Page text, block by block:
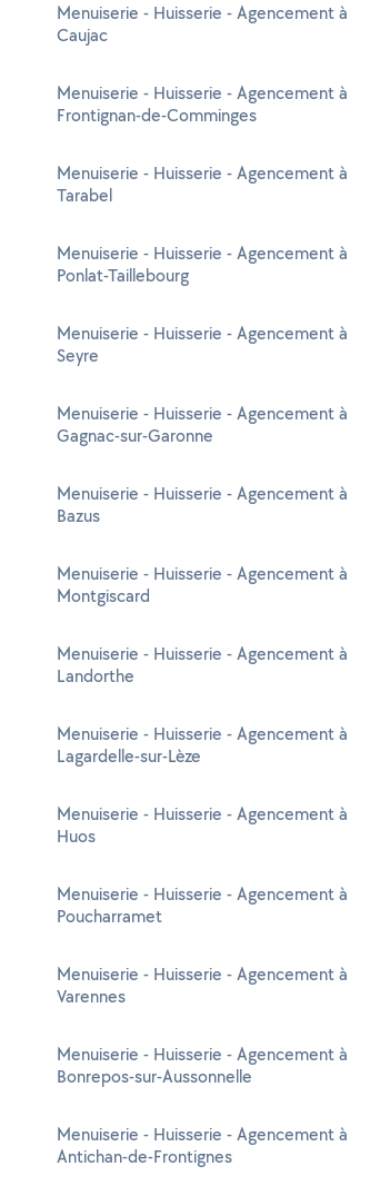
Menuiserie - Huisserie - Agencement à
Caujac
Menuiserie - Huisserie - Agencement à
Frontignan-de-Comminges
Menuiserie - Huisserie - Agencement à
Tarabel
Menuiserie - Huisserie - Agencement à
Ponlat-Taillebourg
Menuiserie - Huisserie - Agencement à
Seyre
Menuiserie - Huisserie - Agencement à
Gagnac-sur-Garonne
Menuiserie - Huisserie - Agencement à
Bazus
Menuiserie - Huisserie - Agencement à
Montgiscard
Menuiserie - Huisserie - Agencement à
Landorthe
Menuiserie - Huisserie - Agencement à
Lagardelle-sur-Lèze
Menuiserie - Huisserie - Agencement à
Huos
Menuiserie - Huisserie - Agencement à
Poucharramet
Menuiserie - Huisserie - Agencement à
Varennes
Menuiserie - Huisserie - Agencement à
Bonrepos-sur-Aussonnelle
Menuiserie - Huisserie - Agencement à
Antichan-de-Frontignes